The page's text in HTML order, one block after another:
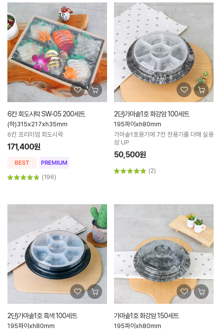
6칸 회도시락 SW-05 200세트
(하)315x217xh35mm
6칸 프리미엄 회도시락
171,400원
(196)
2단)가마솥1호 화강암 100세트
195파이xh80mm
가마솥1호용기에 7칸 찬용기를 더해 실용
성 UP
50,500원
(2)
2단)가마솥1호 흑색 100세트
195파이xh80mm
가마솥1호 화강암 150세트
195파이xh80mm